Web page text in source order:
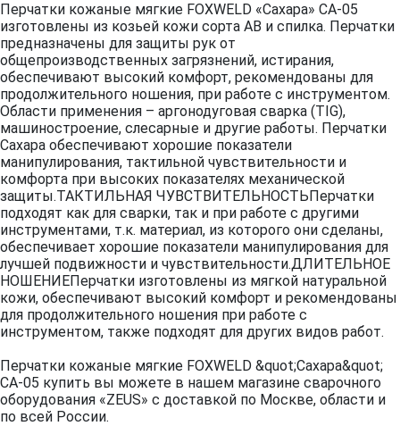
Перчатки кожаные мягкие FOXWELD «Сахара» СА-05
изготовлены из козьей кожи сорта АВ и спилка. Перчатки
предназначены для защиты рук от
общепроизводственных загрязнений, истирания,
обеспечивают высокий комфорт, рекомендованы для
продолжительного ношения, при работе с инструментом.
Области применения – аргонодуговая сварка (TIG),
машиностроение, слесарные и другие работы. Перчатки
Сахара обеспечивают хорошие показатели
манипулирования, тактильной чувствительности и
комфорта при высоких показателях механической
защиты.ТАКТИЛЬНАЯ ЧУВСТВИТЕЛЬНОСТЬПерчатки
подходят как для сварки, так и при работе с другими
инструментами, т.к. материал, из которого они сделаны,
обеспечивает хорошие показатели манипулирования для
лучшей подвижности и чувствительности.ДЛИТЕЛЬНОЕ
НОШЕНИЕПерчатки изготовлены из мягкой натуральной
кожи, обеспечивают высокий комфорт и рекомендованы
для продолжительного ношения при работе с
инструментом, также подходят для других видов работ.
Перчатки кожаные мягкие FOXWELD &quot;Сахара&quot;
СА-05 купить вы можете в нашем магазине сварочного
оборудования «ZEUS» с доставкой по Москве, области и
по всей России.